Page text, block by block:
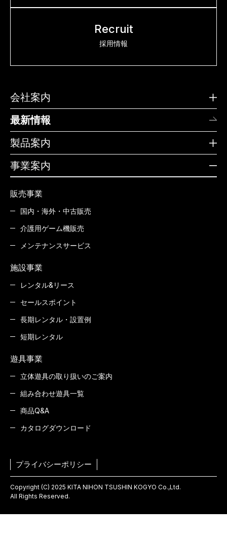
Recruit
採用情報
会社案内
最新情報
製品案内
事業案内
販売事業
国内・海外・中古販売
介護用ゲーム機販売
メンテナンスサービス
施設事業
レンタル&リース
セールスポイント
長期レンタル・設置例
短期レンタル
遊具事業
立体遊具の取り扱いのご案内
組み合わせ遊具一覧
商品Q&A
カタログダウンロード
プライバシーポリシー
Copyright (C) 2025 KITA NIHON TSUSHIN KOGYO Co.,Ltd.
All Rights Reserved.